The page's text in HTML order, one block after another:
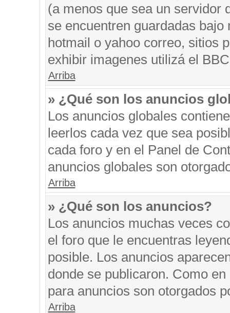
(a menos que sea un servidor
se encuentren guardadas
hotmail o yahoo correo, sitios
exhibir imagenes utilizá el
Arriba
» ¿Qué son los anuncios
Los anuncios globales
leerlos cada vez que sea
cada foro y en el Panel de
anuncios globales son
Arriba
» ¿Qué son los anuncios?
Los anuncios muchas veces
el foro que le encuentras
posible. Los anuncios
donde se publicaron. Como
para anuncios son otorgados
Arriba